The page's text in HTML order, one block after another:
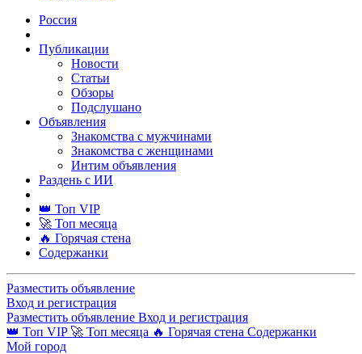
Россия
Публикации
Новости
Статьи
Обзоры
Подслушано
Объявления
Знакомства с мужчинами
Знакомства с женщинами
Интим объявления
Раздень с ИИ
👑 Топ VIP
🚀 Топ месяца
🔥 Горячая стена
Содержанки
Разместить объявление
Вход и регистрация
Разместить объявление Вход и регистрация
👑 Топ VIP 🚀 Топ месяца 🔥 Горячая стена Содержанки
Мой город